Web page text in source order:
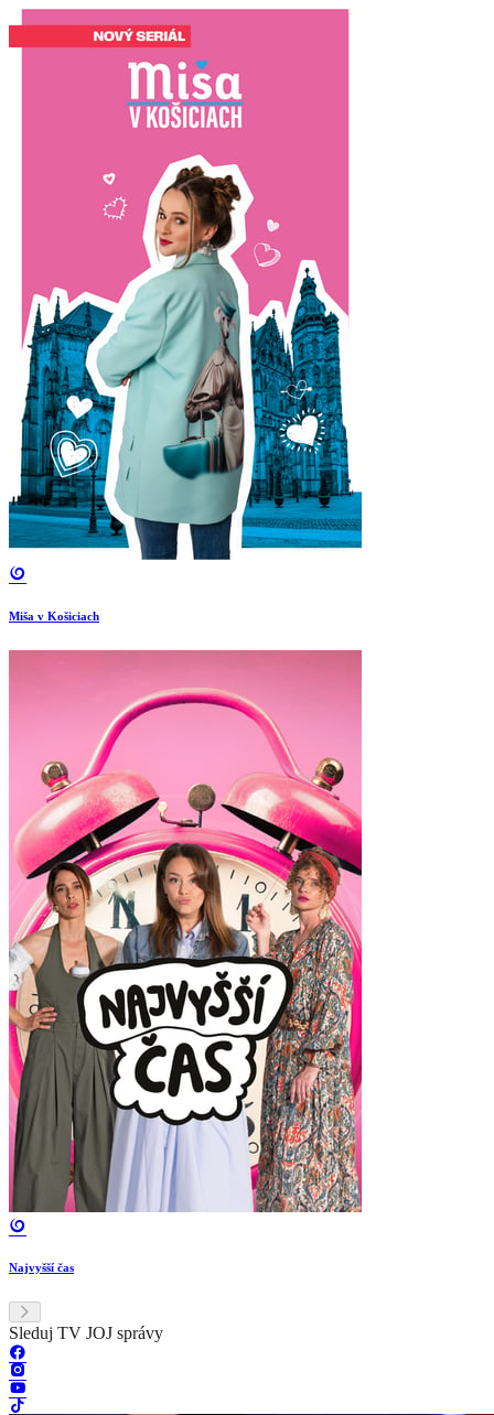
Miša v Košiciach
Najvyšší čas
Sleduj TV JOJ správy